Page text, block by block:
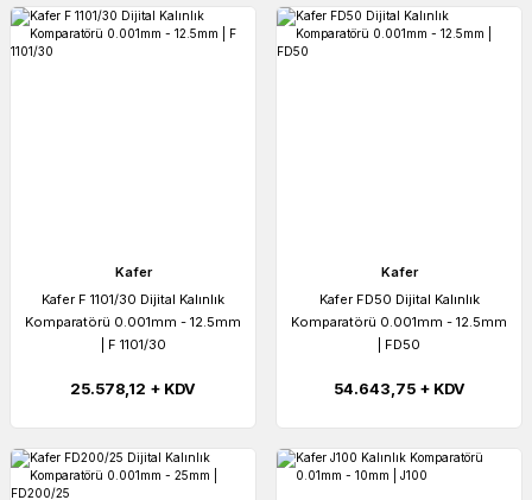
Kafer
Kafer F 1101/30 Dijital Kalınlık
Komparatörü 0.001mm - 12.5mm
| F 1101/30
25.578,12 + KDV
Kafer
Kafer FD50 Dijital Kalınlık
Komparatörü 0.001mm - 12.5mm
| FD50
54.643,75 + KDV